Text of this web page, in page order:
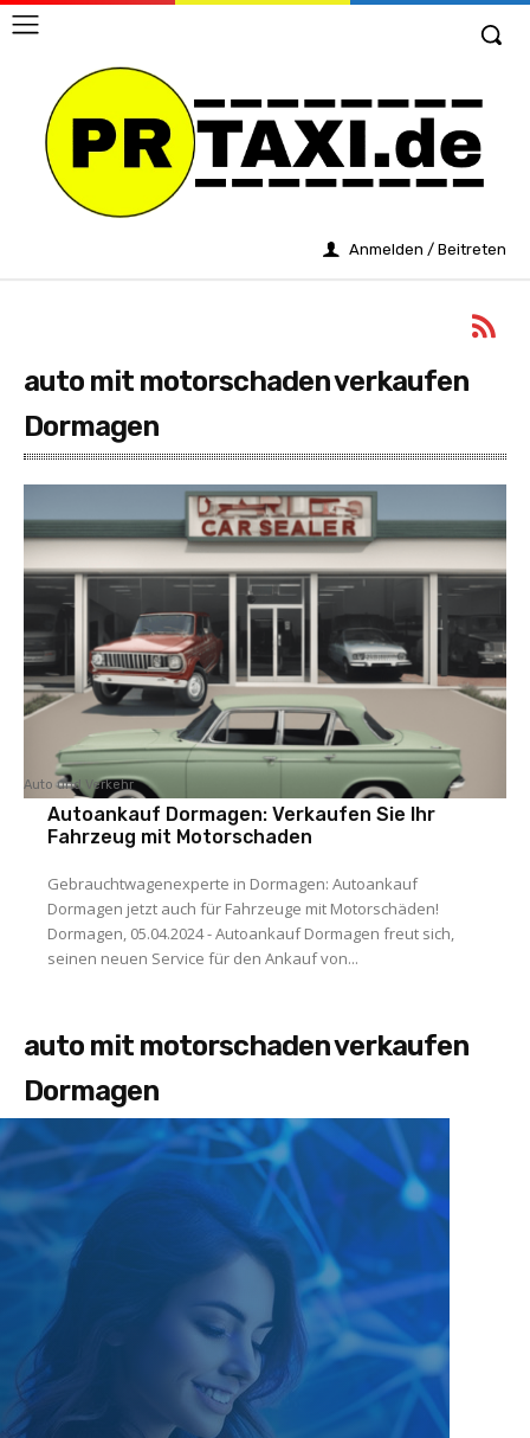
Anmelden / Beitreten
auto mit motorschaden verkaufen
Dormagen
Auto und Verkehr
Autoankauf Dormagen: Verkaufen Sie Ihr
Fahrzeug mit Motorschaden
Gebrauchtwagenexperte in Dormagen: Autoankauf
Dormagen jetzt auch für Fahrzeuge mit Motorschäden!
Dormagen, 05.04.2024 - Autoankauf Dormagen freut sich,
seinen neuen Service für den Ankauf von...
auto mit motorschaden verkaufen
Dormagen